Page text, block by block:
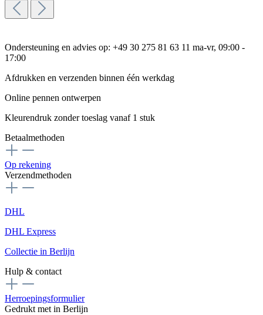
Ondersteuning en advies op: +49 30 275 81 63 11 ma-vr, 09:00 -
17:00
Afdrukken en verzenden binnen één werkdag
Online pennen ontwerpen
Kleurendruk zonder toeslag vanaf 1 stuk
Betaalmethoden
Op rekening
Verzendmethoden
DHL
DHL Express
Collectie in Berlijn
Hulp & contact
Herroepingsformulier
Gedrukt met in Berlijn